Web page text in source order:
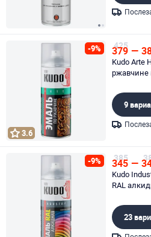
-9%
3.6
425
379 —
Kudo Arte
ржавчине
9
-9% 385
345 —
Kudo
RAL
23